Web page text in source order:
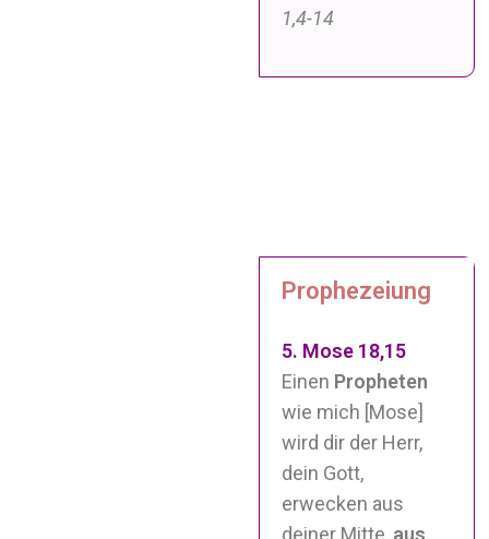
1,4-14
Prophezeiung
5. Mose 18,15
Einen Propheten
wie mich [Mose]
wird dir der Herr,
dein Gott,
erwecken aus
deiner Mitte, aus